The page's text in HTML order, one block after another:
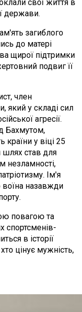
свої життя в
держави.
загиблого
до матері
щирої підтримки
подвиг її
член
який у складі сил
агресії.
Бахмутом,
у віці 25
шлях став для
незламності,
Ім'я
воїна назавжди
повагою та
спортсменів-
в історії
цінує мужність,